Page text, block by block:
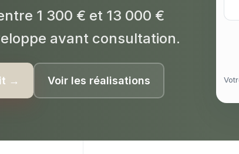
1 300 € et 13 000 €
avant consultation.
→ Voir les réalisations